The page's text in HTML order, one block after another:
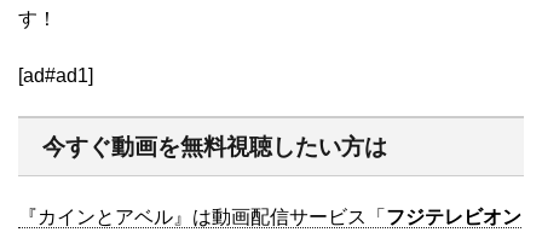
す！
[ad#ad1]
今すぐ動画を無料視聴したい方は
『カインとアベル』は動画配信サービス「 フジテレビオン